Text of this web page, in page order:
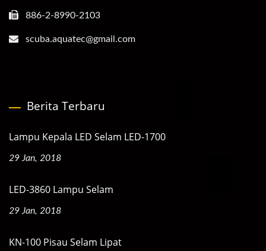
886-2-8990-2103
scuba.aquatec@gmail.com
Berita Terbaru
Lampu Kepala LED Selam LED-1700
29 Jan, 2018
LED-3860 Lampu Selam
29 Jan, 2018
KN-100 Pisau Selam Lipat